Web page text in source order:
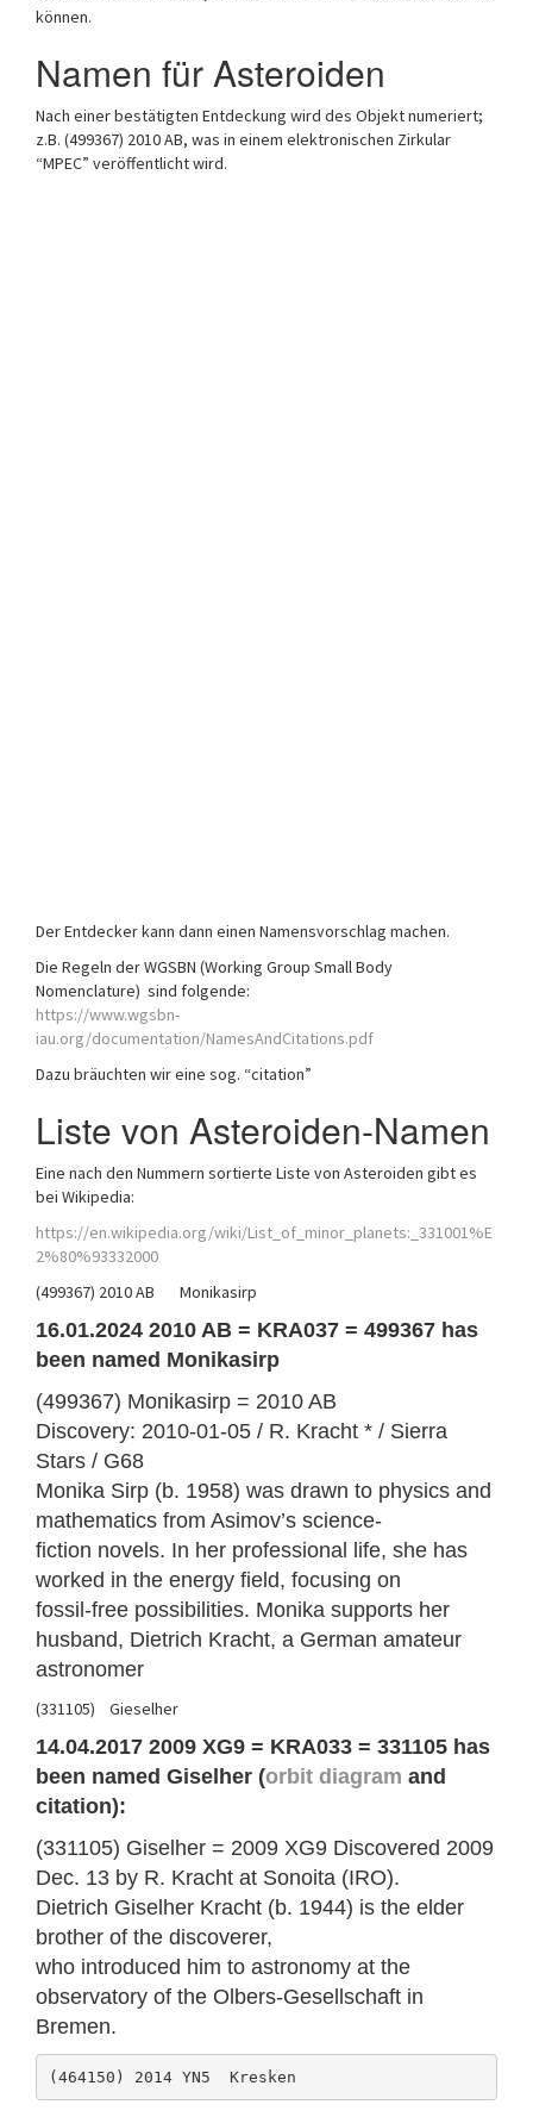
können.
Namen für Asteroiden
Nach einer bestätigten Entdeckung wird des Objekt numeriert;
z.B. (499367) 2010 AB, was in einem elektronischen Zirkular
“MPEC” veröffentlicht wird.
Der Entdecker kann dann einen Namensvorschlag machen.
Die Regeln der WGSBN (Working Group Small Body
Nomenclature) sind folgende:
https://www.wgsbn-
iau.org/documentation/NamesAndCitations.pdf
Dazu bräuchten wir eine sog. “citation”
Liste von Asteroiden-Namen
Eine nach den Nummern sortierte Liste von Asteroiden gibt es
bei Wikipedia:
https://en.wikipedia.org/wiki/List_of_minor_planets:_331001%E
2%80%93332000
(499367) 2010 AB Monikasirp
16.01.2024 2010 AB = KRA037 = 499367 has
been named Monikasirp
(499367) Monikasirp = 2010 AB
Discovery: 2010-01-05 / R. Kracht * / Sierra
Stars / G68
Monika Sirp (b. 1958) was drawn to physics and
mathematics from Asimov’s science-
fiction novels. In her professional life, she has
worked in the energy field, focusing on
fossil-free possibilities. Monika supports her
husband, Dietrich Kracht, a German amateur
astronomer
(331105) Gieselher
14.04.2017 2009 XG9 = KRA033 = 331105 has
been named Giselher (orbit diagram and
citation):
(331105) Giselher = 2009 XG9 Discovered 2009
Dec. 13 by R. Kracht at Sonoita (IRO).
Dietrich Giselher Kracht (b. 1944) is the elder
brother of the discoverer,
who introduced him to astronomy at the
observatory of the Olbers-Gesellschaft in
Bremen.
(464150) 2014 YN5  Kresken